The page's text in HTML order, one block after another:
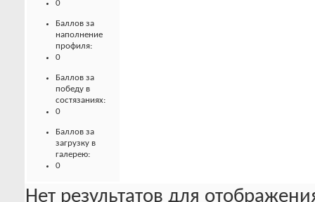
0
Баллов за
наполнение
профиля:
0
Баллов за
победу в
состязаниях:
0
Баллов за
загрузку в
галерею:
0
Нет результатов для